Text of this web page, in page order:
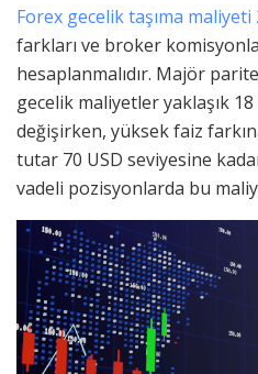
Forex gecelik taşıma maliyeti
farkları ve broker
hesaplanmalıdır. Majör
gecelik maliyetler yaklaşık 18
değişirken, yüksek faiz
tutar 70 USD seviyesine
vadeli pozisyonlarda bu